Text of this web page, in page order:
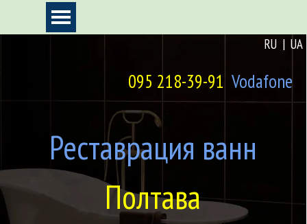
Перейти к контентуПропустить меню
RU| UA
095 218-39-91 Vodafone
Реставрация ванн
Полтава